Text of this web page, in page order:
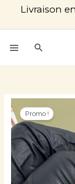
contenu
Livraison
Promo !
quantité
de
IEKE
_2